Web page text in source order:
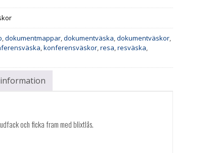
,dokumentmappar,dokumentväska,dokumentväskor,
,konferensväskor,resa,resväska,
och ficka fram med blixtlås.